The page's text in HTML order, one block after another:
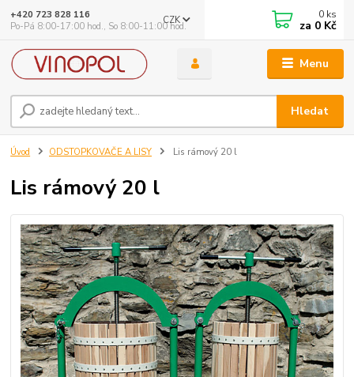
Menu
CZK
Hledat
+420 723 828 116
Po-Pá 8:00-17:00 hod., So 8:00-11:00 hod.
0 ks
za 0 Kč
Úvod ODSTOPKOVAČE A LISY Lis rámový 20 l
Lis rámový 20 l